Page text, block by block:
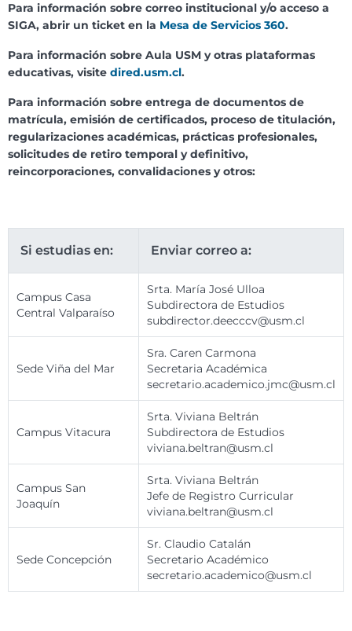
Para información sobre correo institucional y/o acceso a
SIGA, abrir un ticket en la Mesa de Servicios 360.
Para información sobre Aula USM y otras plataformas
educativas, visite dired.usm.cl.
Para información sobre entrega de documentos de
matrícula, emisión de certificados, proceso de titulación,
regularizaciones académicas, prácticas profesionales,
solicitudes de retiro temporal y definitivo,
reincorporaciones, convalidaciones y otros:
Si estudias en: Enviar correo a:
Campus Casa
Central Valparaíso
Srta. María José Ulloa
Subdirectora de Estudios
subdirector.deecccv@usm.cl
Sede Viña del Mar
Sra. Caren Carmona
Secretaria Académica
secretario.academico.jmc@usm.cl
Campus Vitacura
Srta. Viviana Beltrán
Subdirectora de Estudios
viviana.beltran@usm.cl
Campus San
Joaquín
Srta. Viviana Beltrán
Jefe de Registro Curricular
viviana.beltran@usm.cl
Sede Concepción
Sr. Claudio Catalán
Secretario Académico
secretario.academico@usm.cl